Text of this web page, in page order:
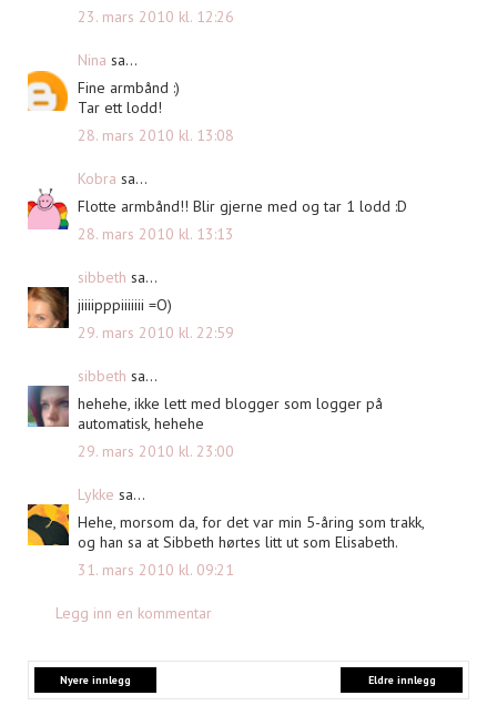
23. mars 2010 kl. 12:26
Nina sa...
Fine armbånd :)
Tar ett lodd!
28. mars 2010 kl. 13:08
Kobra sa...
Flotte armbånd!! Blir gjerne med og tar 1 lodd :D
28. mars 2010 kl. 13:13
sibbeth sa...
jiiiipppiiiiiii =O)
29. mars 2010 kl. 22:59
sibbeth sa...
hehehe, ikke lett med blogger som logger på
automatisk, hehehe
29. mars 2010 kl. 23:00
Lykke sa...
Hehe, morsom da, for det var min 5-åring som trakk,
og han sa at Sibbeth hørtes litt ut som Elisabeth.
31. mars 2010 kl. 09:21
Legg inn en kommentar
Nyere innlegg Eldre innlegg